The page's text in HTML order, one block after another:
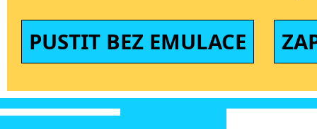
PUSTIT BEZ EMULACE